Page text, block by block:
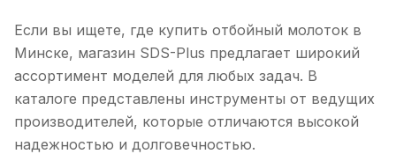
Если вы ищете, где купить отбойный молоток в
Минске, магазин SDS-Plus предлагает широкий
ассортимент моделей для любых задач. В
каталоге представлены инструменты от ведущих
производителей, которые отличаются высокой
надежностью и долговечностью.